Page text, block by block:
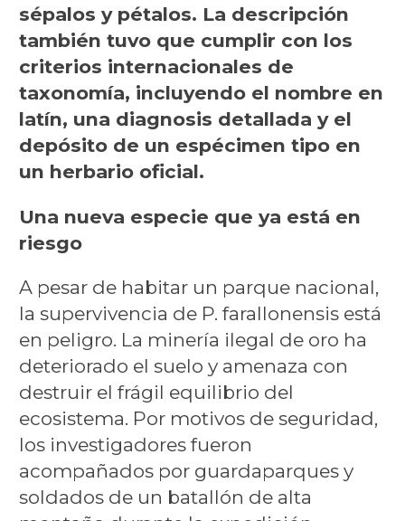
sépalos y pétalos. La descripción
también tuvo que cumplir con los
criterios internacionales de
taxonomía, incluyendo el nombre en
latín, una diagnosis detallada y el
depósito de un espécimen tipo en
un herbario oficial.
Una nueva especie que ya está en
riesgo
A pesar de habitar un parque nacional,
la supervivencia de P. farallonensis está
en peligro. La minería ilegal de oro ha
deteriorado el suelo y amenaza con
destruir el frágil equilibrio del
ecosistema. Por motivos de seguridad,
los investigadores fueron
acompañados por guardaparques y
soldados de un batallón de alta